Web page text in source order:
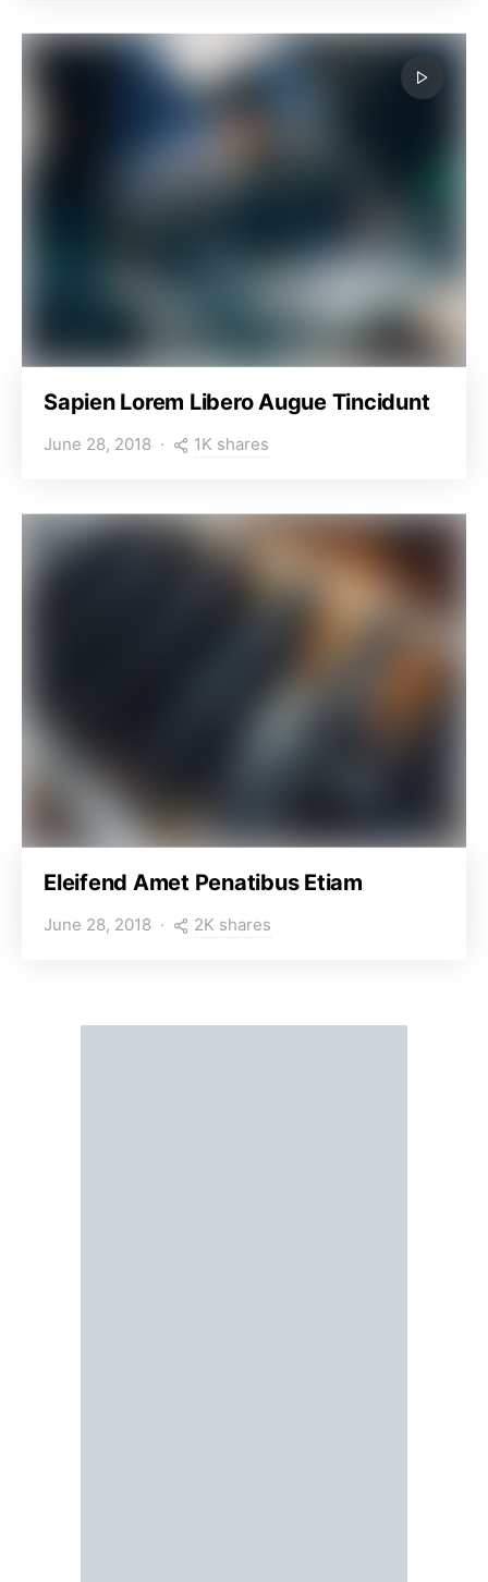
Sapien Lorem Libero Augue Tincidunt
June 28, 2018 1K shares
Eleifend Amet Penatibus Etiam
June 28, 2018 2K shares